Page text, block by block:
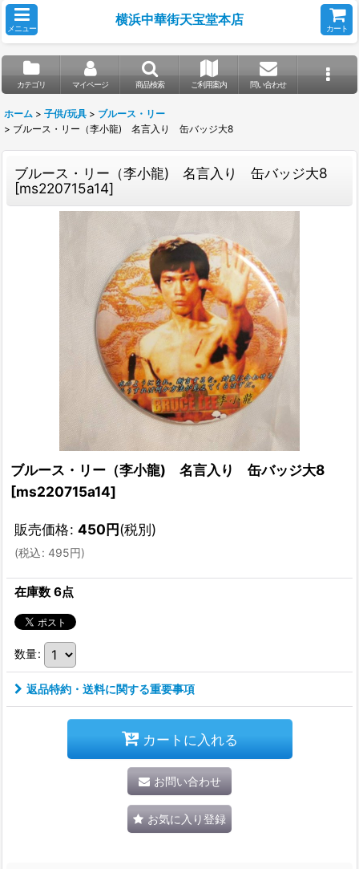
メニュー
横浜中華街天宝堂本店
カート
カテゴリ マイページ 商品検索 ご利用案内 問い合わせ
ホーム > 子供/玩具 > ブルース・リー
> ブルース・リー（李小龍) 名言入り 缶バッジ大8
ブルース・リー（李小龍) 名言入り 缶バッジ大8
[ms220715a14]
ブルース・リー（李小龍) 名言入り 缶バッジ大8
[ms220715a14]
販売価格: 450円(税別)
(税込: 495円)
在庫数 6点
数量:
返品特約・送料に関する重要事項
カートに入れる
お問い合わせ
お気に入り登録